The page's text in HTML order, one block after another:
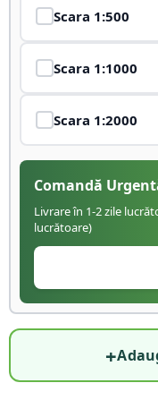
Scara 1:500
Scara 1:1000
Scara 1:2000
Comandă
Livrare în 1-2 zile
lucrătoare)
+